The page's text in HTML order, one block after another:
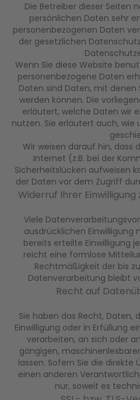
Die Betreiber dieser Seiten
persönlichen Daten sehr
personenbezogenen Daten
der gesetzlichen
Wenn Sie diese Website
personenbezogene Daten
Daten sind Daten, mit denen
werden können. Die
erläutert, welche Daten wir
nutzen. Sie erläutert auch, wie
Wir weisen darauf hin, dass
Internet (z.B. bei der
Sicherheitslücken aufweisen
der Daten vor dem Zugriff
Widerruf Ihrer
Viele
ausdrücklichen Einwilligung
bereits erteilte Einwilligung
reicht eine formlose
Rechtmäßigkeit der bis
Datenverarbeitung bleibt
Recht auf
Sie haben das Recht, Daten,
Einwilligung oder in Erfüllung
verarbeiten, an sich oder
gängigen,
lassen. Sofern Sie die
einen anderen
nur, soweit es